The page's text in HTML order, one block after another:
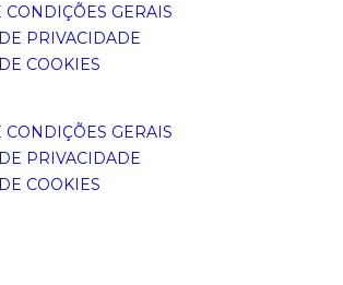
CONDIÇÕES GERAIS
PRIVACIDADE
COOKIES
CONDIÇÕES GERAIS
PRIVACIDADE
COOKIES